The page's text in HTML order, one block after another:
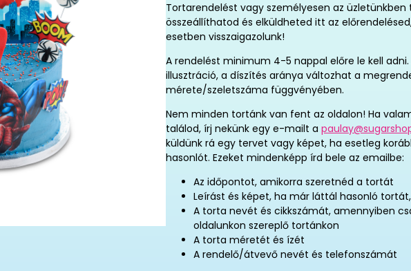
Tortarendelést vagy személyesen az üzletünkben
összeállíthatod és elküldheted itt az
esetben visszaigazolunk!
A rendelést minimum 4-5 nappal előre le kell adni.
illusztráció, a díszítés aránya változhat a
mérete/szeletszáma függvényében.
Nem minden tortánk van fent az oldalon! Ha
találod, írj nekünk egy e-mailt a
küldünk rá egy tervet vagy képet, ha esetleg
hasonlót. Ezeket mindenképp írd bele az emailbe:
Az időpontot, amikorra szeretnéd a tortát
Leírást és képet, ha már láttál hasonló
A torta nevét és cikkszámát, amennyiben
oldalunkon szereplő tortánkon
A torta méretét és ízét
A rendelő/átvevő nevét és telefonszámát